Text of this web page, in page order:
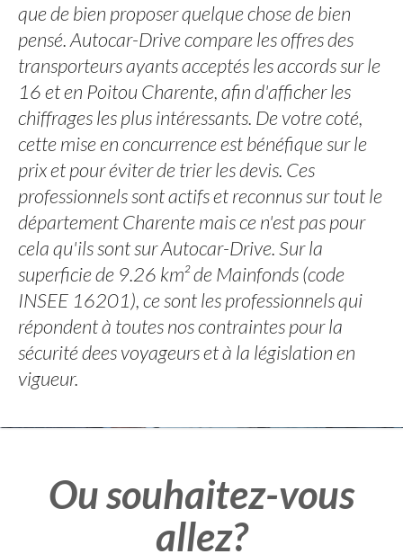
que de bien proposer quelque chose de bien
pensé. Autocar-Drive compare les offres des
transporteurs ayants acceptés les accords sur le
16 et en Poitou Charente, afin d'afficher les
chiffrages les plus intéressants. De votre coté,
cette mise en concurrence est bénéfique sur le
prix et pour éviter de trier les devis. Ces
professionnels sont actifs et reconnus sur tout le
département Charente mais ce n'est pas pour
cela qu'ils sont sur Autocar-Drive. Sur la
superficie de 9.26 km² de Mainfonds (code
INSEE 16201), ce sont les professionnels qui
répondent à toutes nos contraintes pour la
sécurité dees voyageurs et à la législation en
vigueur.
Ou souhaitez-vous
allez?